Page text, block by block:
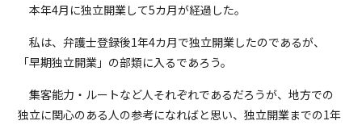
本年4月に独立開業して5カ月が経過した。
私は、弁護士登録後1年4カ月で独立開業したのであるが、
「早期独立開業」の部類に入るであろう。
集客能力・ルートなど人それぞれであるだろうが、地方での
独立に関心のある人の参考になればと思い、独立開業までの1年